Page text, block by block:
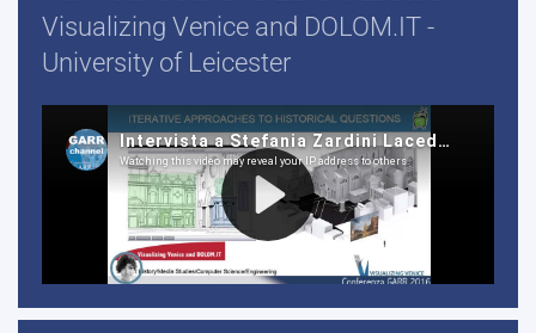
Visualizing Venice and DOLOM.IT -
University of Leicester